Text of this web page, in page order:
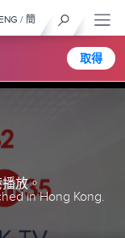
取得
ENG / 簡
放。
in Hong Kong.